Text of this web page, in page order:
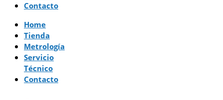
Contacto
Home
Tienda
Metrología
Servicio
Técnico
Contacto